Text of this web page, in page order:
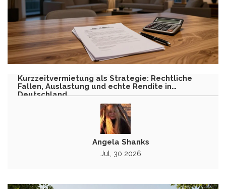
Kurzzeitvermietung als Strategie: Rechtliche
Fallen, Auslastung und echte Rendite in
Deutschland
Angela Shanks
Jul, 30 2026